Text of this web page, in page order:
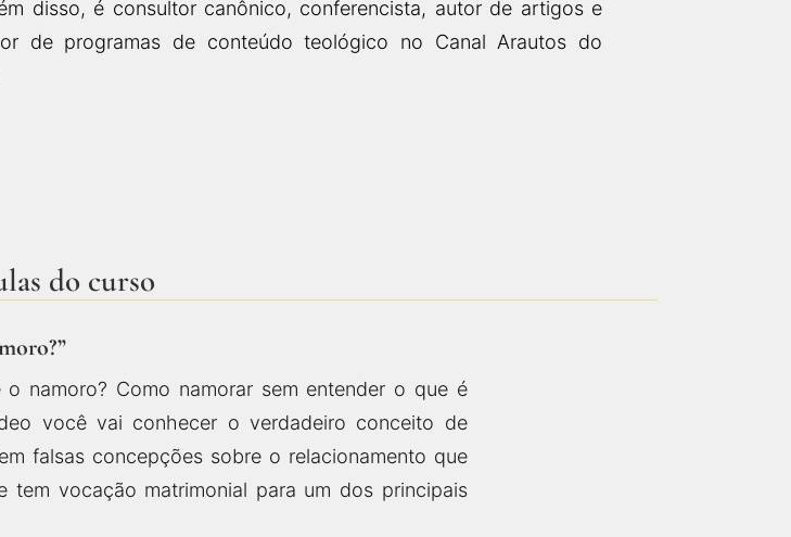
disso, é consultor canônico, conferencista, autor de artigos e
de programas de conteúdo teológico no Canal Arautos do
do curso
namoro? Como namorar sem entender o que é
você vai conhecer o verdadeiro conceito de
falsas concepções sobre o relacionamento que
tem vocação matrimonial para um dos principais